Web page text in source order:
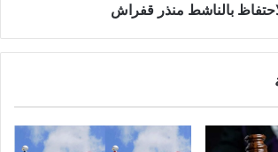
بالناشط منذر قفراش